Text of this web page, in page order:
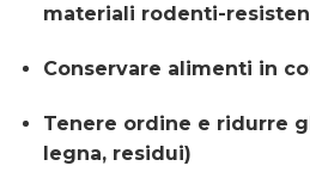
materiali rodenti-
Conservare alimenti in
Tenere ordine e ridurre
legna, residui)